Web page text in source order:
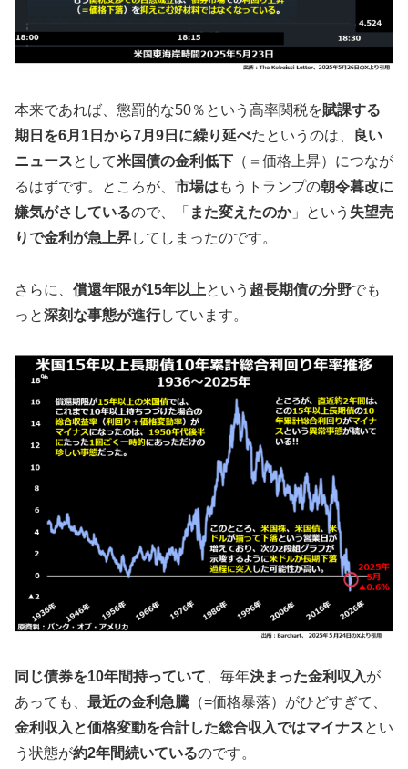
本来であれば、懲罰的な50％という高率関税を賦課する
期日を6月1日から7月9日に繰り延べたというのは、
良い
ニュースとして米国債の金利低下 （＝価格上昇）につなが
るはずです。ところが、 市場は もうトランプの朝令暮改に
嫌気がさしているので、「 また変えたのか」という 失望売
りで金利が急上昇してしまったのです。
さらに、 償還年限が15年以上という 超長期債の分野でも
っと深刻な事態が進行しています。
同じ債券を10年間持っていて 、毎年決まった金利収入が
あっても、 最近の金利急騰 （=価格暴落）がひどすぎて、
金利収入と価格変動を合計した総合収入ではマイナスとい
う状態が約2年間続いているのです。